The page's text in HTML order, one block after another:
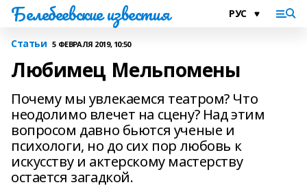
Белебеевские известия
Статьи 5 ФЕВРАЛЯ 2019, 10:50
Любимец Мельпомены
Почему мы увлекаемся театром? Что
неодолимо влечет на сцену? Над этим
вопросом давно бьются ученые и
психологи, но до сих пор любовь к
искусству и актерскому мастерству
остается загадкой.